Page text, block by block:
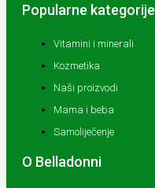
Popularne kategorije
Vitamini i minerali
Kozmetika
Naši proizvodi
Mama i beba
Samoliječenje
O Belladonni